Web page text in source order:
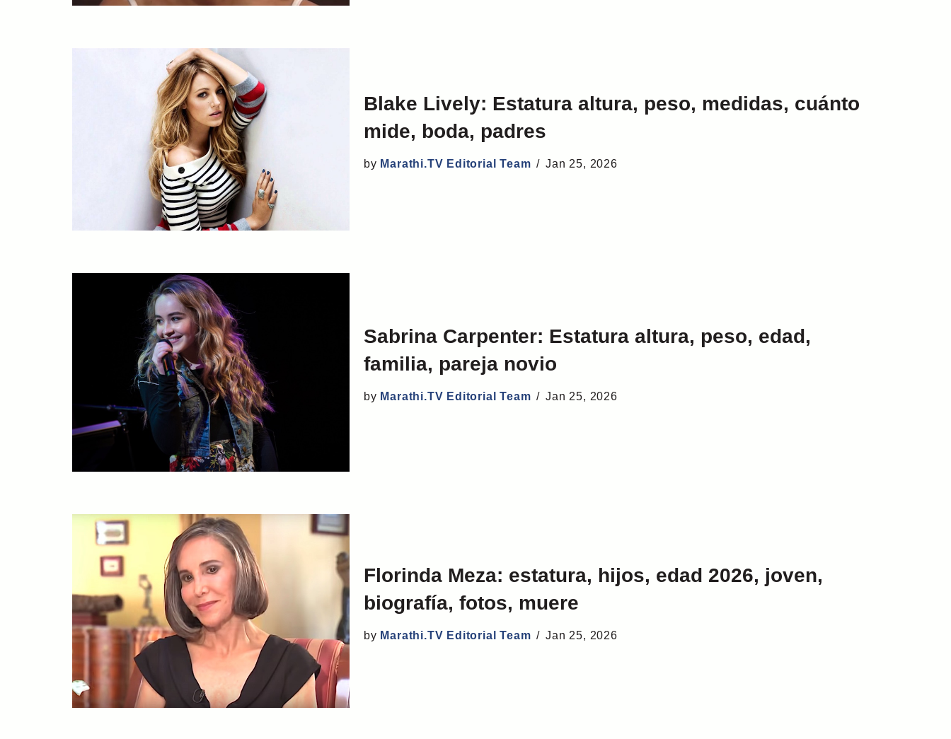
Blake Lively: Estatura altura, peso, medidas, cuánto
mide, boda, padres
by Marathi.TV Editorial Team Jan 25, 2026
Sabrina Carpenter: Estatura altura, peso, edad,
familia, pareja novio
by Marathi.TV Editorial Team Jan 25, 2026
Florinda Meza: estatura, hijos, edad 2026, joven,
biografía, fotos, muere
by Marathi.TV Editorial Team Jan 25, 2026